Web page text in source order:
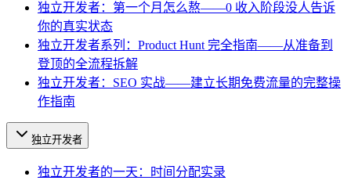
独立开发者：第一个月怎么熬——0 收入阶段没人告诉
你的真实状态
独立开发者系列：Product Hunt 完全指南——从准备到
登顶的全流程拆解
独立开发者：SEO 实战——建立长期免费流量的完整操
作指南
独立开发者
独立开发者的一天：时间分配实录